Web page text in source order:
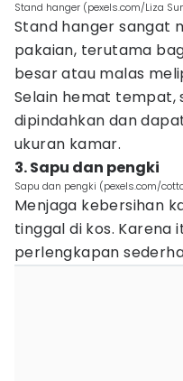
Stand hanger (pexels.com/Liza
Stand hanger sangat
pakaian, terutama
besar atau malas
Selain hemat tempat,
dipindahkan dan
ukuran kamar.
3. Sapu dan pengki
Sapu dan pengki (pexels.com/
Menjaga kebersihan
tinggal di kos. Karena
perlengkapan